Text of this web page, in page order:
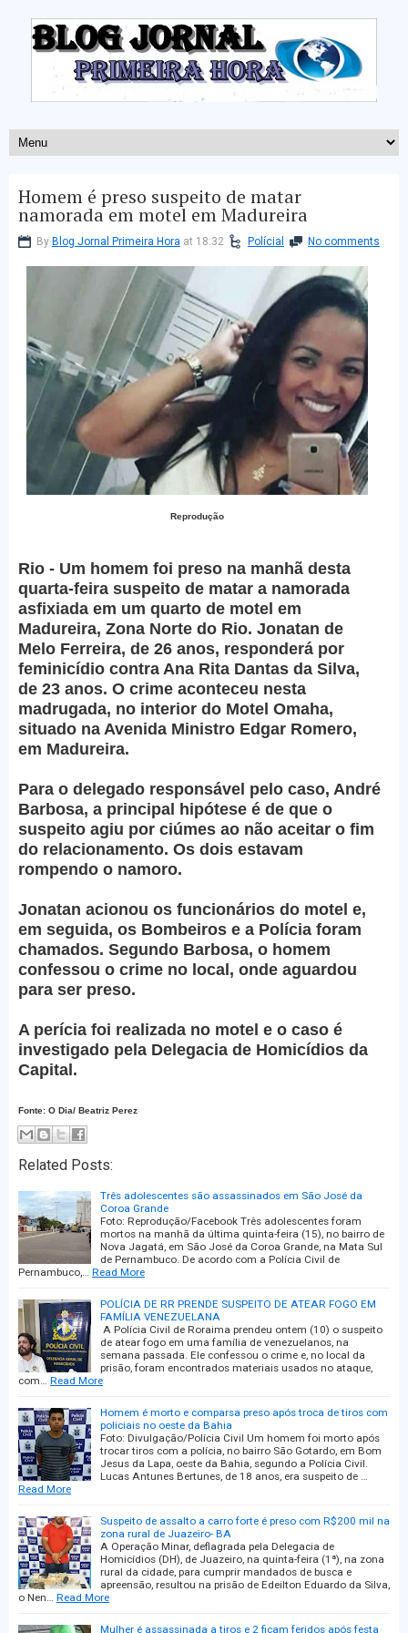
Homem é preso suspeito de matar
namorada em motel em Madureira
By Blog Jornal Primeira Hora at 18:32 Polícial No comments
Reprodução
Rio - Um homem foi preso na manhã desta
quarta-feira suspeito de matar a namorada
asfixiada em um quarto de motel em
Madureira, Zona Norte do Rio. Jonatan de
Melo Ferreira, de 26 anos, responderá por
feminicídio contra Ana Rita Dantas da Silva,
de 23 anos. O crime aconteceu nesta
madrugada, no interior do Motel Omaha,
situado na Avenida Ministro Edgar Romero,
em Madureira.
Para o delegado responsável pelo caso, André
Barbosa, a principal hipótese é de que o
suspeito agiu por ciúmes ao não aceitar o fim
do relacionamento. Os dois estavam
rompendo o namoro.
Jonatan acionou os funcionários do motel e,
em seguida, os Bombeiros e a Polícia foram
chamados. Segundo Barbosa, o homem
confessou o crime no local, onde aguardou
para ser preso.
A perícia foi realizada no motel e o caso é
investigado pela Delegacia de Homicídios da
Capital.
Fonte: O Dia/ Beatriz Perez
Related Posts:
Três adolescentes são assassinados em São José da
Coroa Grande
Foto: Reprodução/Facebook Três adolescentes foram
mortos na manhã da última quinta-feira (15), no bairro de
Nova Jagatá, em São José da Coroa Grande, na Mata Sul
de Pernambuco. De acordo com a Polícia Civil de
Pernambuco,… Read More
POLÍCIA DE RR PRENDE SUSPEITO DE ATEAR FOGO EM
FAMÍLIA VENEZUELANA
A Polícia Civil de Roraima prendeu ontem (10) o suspeito
de atear fogo em uma família de venezuelanos, na
semana passada. Ele confessou o crime e, no local da
prisão, foram encontrados materiais usados no ataque,
com… Read More
Homem é morto e comparsa preso após troca de tiros com
policiais no oeste da Bahia
Foto: Divulgação/Polícia Civil Um homem foi morto após
trocar tiros com a polícia, no bairro São Gotardo, em Bom
Jesus da Lapa, oeste da Bahia, segundo a Polícia Civil.
Lucas Antunes Bertunes, de 18 anos, era suspeito de …
Read More
Suspeito de assalto a carro forte é preso com R$200 mil na
zona rural de Juazeiro- BA
A Operação Minar, deflagrada pela Delegacia de
Homicídios (DH), de Juazeiro, na quinta-feira (1ª), na zona
rural da cidade, para cumprir mandados de busca e
apreensão, resultou na prisão de Edeilton Eduardo da Silva,
o Nen… Read More
Mulher é assassinada a tiros e 2 ficam feridos após festa